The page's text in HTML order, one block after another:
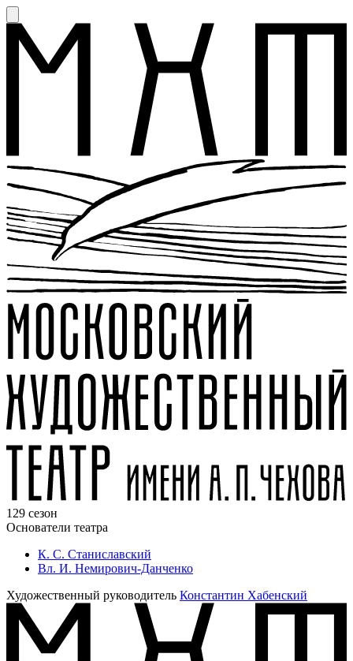
129 сезон
Основатели театра
К. С. Станиславский
Вл. И. Немирович-Данченко
Художественный руководитель Константин Хабенский